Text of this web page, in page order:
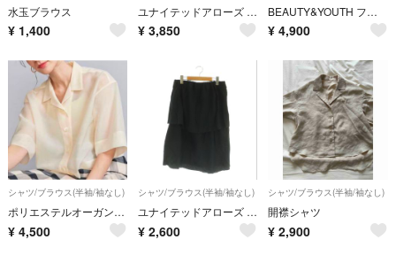
水玉ブラウス
¥ 1,400
ユナイテッドアローズ ビューティー&ユース ヘムフリル ブラウス エンボス加工
¥ 3,850
BEAUTY&YOUTH フレンチスリーブ シャーリング トップス
¥ 4,900
シャツ/ブラウス(半袖/袖なし)
ポリエステルオーガンジーシャツ ―ウォッシャブル―
¥ 4,500
シャツ/ブラウス(半袖/袖なし)
ユナイテッドアローズ ビューティー&ユース ティアードブラウス F 黒
¥ 2,600
シャツ/ブラウス(半袖/袖なし)
開襟シャツ
¥ 2,900